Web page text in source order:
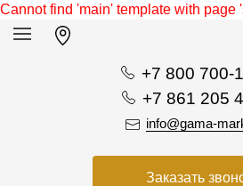
Cannot find 'main' template with page
+7 800 700-
+7 861 205
info@gama-
Заказать